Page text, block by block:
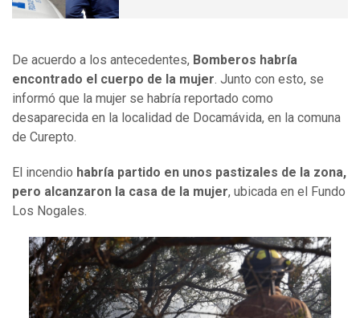
De acuerdo a los antecedentes, Bomberos habría
encontrado el cuerpo de la mujer. Junto con esto, se
informó que la mujer se habría reportado como
desaparecida en la localidad de Docamávida, en la comuna
de Curepto.
El incendio habría partido en unos pastizales de la zona,
pero alcanzaron la casa de la mujer, ubicada en el Fundo
Los Nogales.